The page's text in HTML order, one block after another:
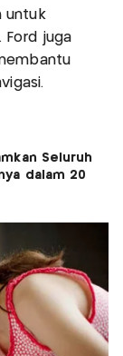
untuk
Ford juga
Seluruh
dalam 20